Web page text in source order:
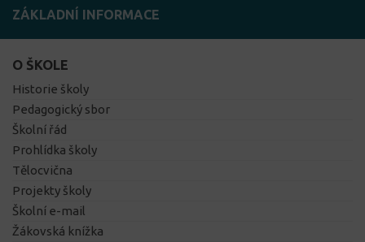
ZÁKLADNÍ INFORMACE
O ŠKOLE
Historie školy
Pedagogický sbor
Školní řád
Prohlídka školy
Tělocvična
Projekty školy
Školní e-mail
Žákovská knížka